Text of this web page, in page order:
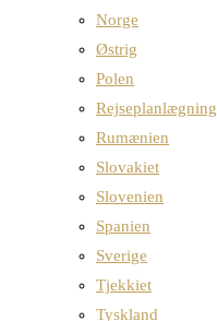
Norge
Østrig
Polen
Rejseplanlægning
Rumænien
Slovakiet
Slovenien
Spanien
Sverige
Tjekkiet
Tyskland